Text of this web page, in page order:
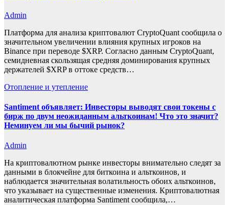
Admin
Платформа для анализа криптовалют CryptoQuant сообщила о
значительном увеличении влияния крупных игроков на
Binance при переводе $XRP. Согласно данным CryptoQuant,
семидневная скользящая средняя доминирования крупных
держателей $XRP в оттоке средств…
Отопление и утепление
Santiment объявляет: Инвесторы выводят свои токены с
бирж по двум неожиданным альткоинам! Что это значит?
Неминуем ли мы бычий рынок?
Admin
На криптовалютном рынке инвесторы внимательно следят за
данными в блокчейне для биткоина и альткоинов, и
наблюдается значительная волатильность обоих альткоинов,
что указывает на существенные изменения. Криптовалютная
аналитическая платформа Santiment сообщила,…